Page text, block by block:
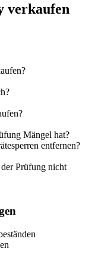
verkaufen
Mängel hat?
entfernen?
Prüfung nicht